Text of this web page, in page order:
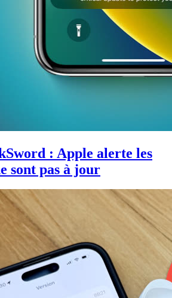
: Apple alerte les
sont pas à jour